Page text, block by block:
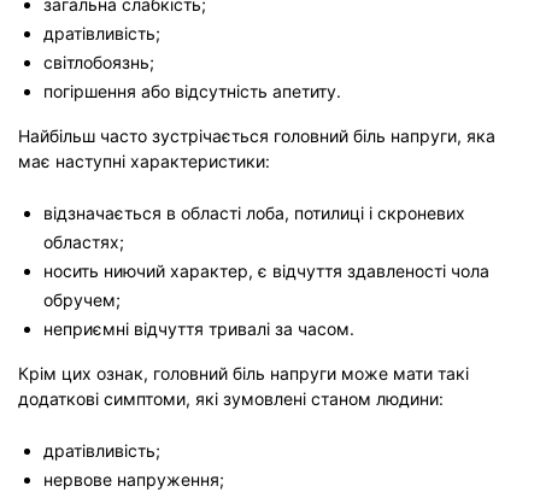
дратівливість;
світлобоязнь;
погіршення або відсутність апетиту.
Найбільш часто зустрічається головний біль напруги, яка
має наступні характеристики:
відзначається в області лоба, потилиці і скроневих
областях;
носить ниючий характер, є відчуття здавленості чола
обручем;
неприємні відчуття тривалі за часом.
Крім цих ознак, головний біль напруги може мати такі
додаткові симптоми, які зумовлені станом людини:
дратівливість;
нервове напруження;